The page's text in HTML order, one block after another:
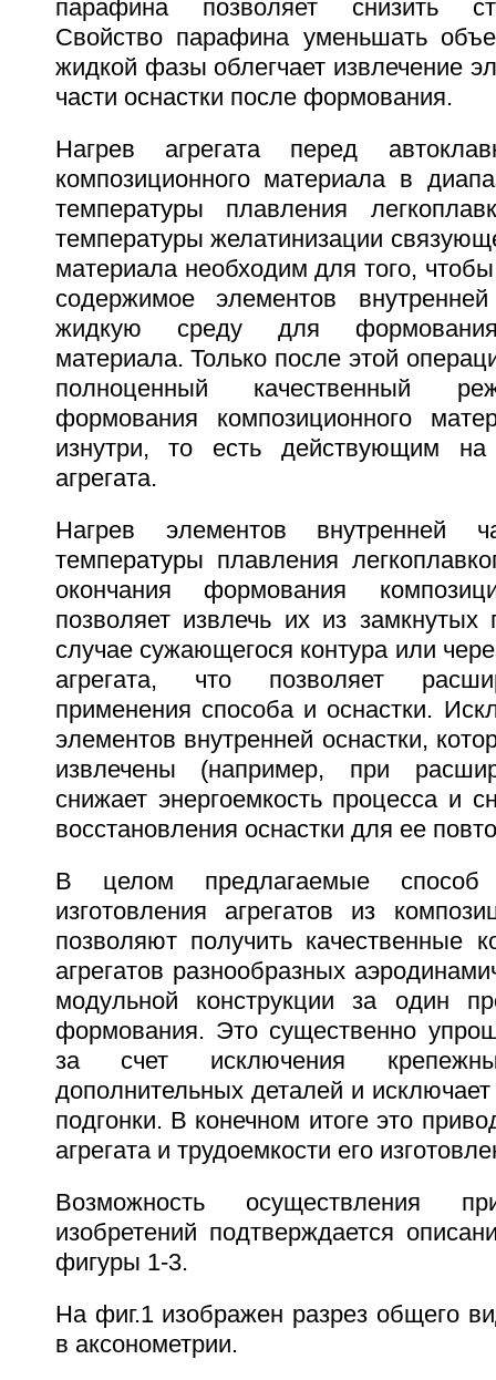
парафина позволяет снизить
Свойство парафина уменьшать
жидкой фазы облегчает извлечение
части оснастки после формования.
Нагрев агрегата перед
композиционного материала в
температуры плавления
температуры желатинизации
материала необходим для того,
содержимое элементов
жидкую среду для формования
материала. Только после этой
полноценный качественный
формования композиционного
изнутри, то есть действующим на
агрегата.
Нагрев элементов внутренней
температуры плавления
окончания формования
позволяет извлечь их из замкнутых
случае сужающегося контура или
агрегата, что позволяет
применения способа и оснастки.
элементов внутренней оснастки,
извлечены (например, при
снижает энергоемкость процесса и
восстановления оснастки для ее
В целом предлагаемые
изготовления агрегатов из
позволяют получить качественные
агрегатов разнообразных
модульной конструкции за один
формования. Это существенно
за счет исключения
дополнительных деталей и
подгонки. В конечном итоге это
агрегата и трудоемкости его
Возможность осуществления
изобретений подтверждается
фигуры 1-3.
На фиг.1 изображен разрез общего
в аксонометрии.